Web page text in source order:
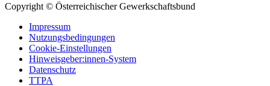
Copyright © Österreichischer Gewerkschaftsbund
Impressum
Nutzungsbedingungen
Cookie-Einstellungen
Hinweisgeber:innen-System
Datenschutz
TTPA